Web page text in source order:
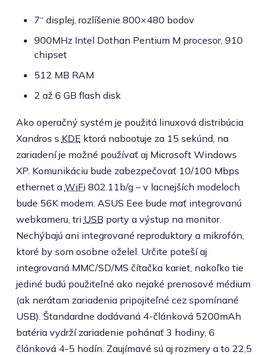
7“ displej, rozlíšenie 800×480 bodov
900MHz Intel Dothan Pentium M procesor, 910
chipset
512 MB RAM
2 až 6 GB flash disk
Ako operačný systém je použitá linuxová distribúcia
Xandros s KDE ktorá nabootuje za 15 sekúnd, na
zariadení je možné používať aj Microsoft Windows
XP. Komunikáciu bude zabezpečovať 10/100 Mbps
ethernet a WiFi 802.11b/g – v lacnejších modeloch
bude 56K modem. ASUS Eee bude mať integrovanú
webkameru, tri USB porty a výstup na monitor.
Nechýbajú ani integrované reproduktory a mikrofón,
ktoré by som osobne oželel. Určite poteší aj
integrovaná MMC/SD/MS čítačka kariet, nakoľko tie
jediné budú použiteľné ako nejaké prenosové médium
(ak nerátam zariadenia pripojiteľné cez spomínané
USB). Štandardne dodávaná 4-článková 5200mAh
batéria vydrží zariadenie pohánať 3 hodiny, 6
článková 4-5 hodín. Zaujímavé sú aj rozmery a to 22,5